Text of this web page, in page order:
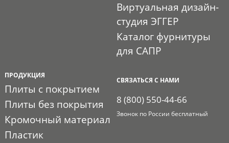
Виртуальная дизайн-
студия ЭГГЕР
Каталог фурнитуры
для САПР
ПРОДУКЦИЯ
Плиты с покрытием
Плиты без покрытия
Кромочный материал
Пластик
СВЯЗАТЬСЯ С НАМИ
8 (800) 550-44-66
Звонок по России бесплатный